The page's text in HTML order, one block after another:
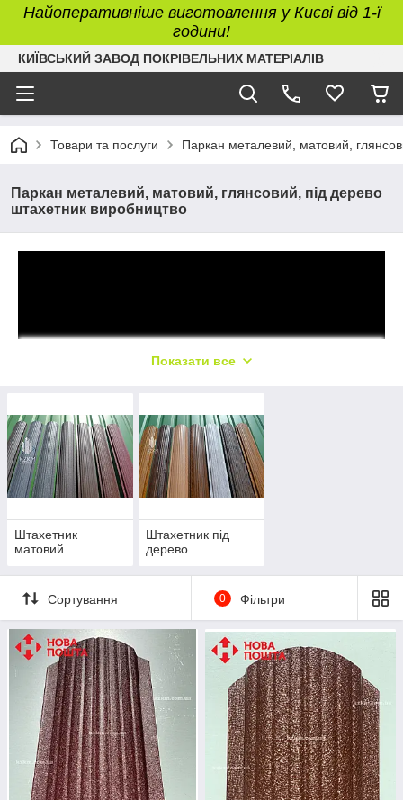
Найоперативніше виготовлення у Києві від 1-ї
години!
КИЇВСЬКИЙ ЗАВОД ПОКРІВЕЛЬНИХ МАТЕРІАЛІВ
Товари та послуги Паркан металевий, матовий,
Паркан металевий, матовий, глянсовий, під дерево
штахетник виробництво
Показати все
Штахетник
матовий
Штахетник під
дерево
Сортування 0 Фільтри